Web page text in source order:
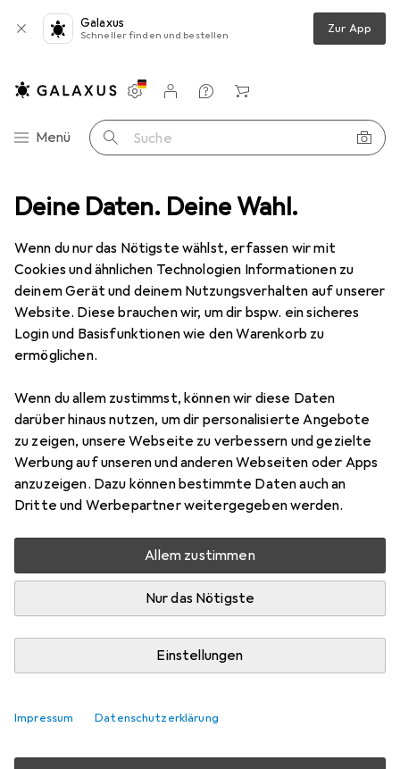
Deine Daten. Deine Wahl.
Wenn du nur das Nötigste wählst, erfassen wir mit
Cookies und ähnlichen Technologien Informationen zu
deinem Gerät und deinem Nutzungsverhalten auf unserer
Website. Diese brauchen wir, um dir bspw. ein sicheres
Login und Basisfunktionen wie den Warenkorb zu
ermöglichen.
Wenn du allem zustimmst, können wir diese Daten
darüber hinaus nutzen, um dir personalisierte Angebote
zu zeigen, unsere Webseite zu verbessern und gezielte
Werbung auf unseren und anderen Webseiten oder Apps
anzuzeigen. Dazu können bestimmte Daten auch an
Dritte und Werbepartner weitergegeben werden.
Allem zustimmen
Nur das Nötigste
Einstellungen
Impressum Datenschutzerklärung
Galaxus
Schneller finden und bestellen Zur App
Navigation nach Kategorien
Menü Suche
Einstellungen
Kundenkonto
Vergleichslisten
Merklisten
Warenkorb
Kabelschutz + Kabelführung Goobay Kabelkanal
3 Bilder
MENGENRABATT
Goobay Kabelkanal
Kabelschlauch, 250 cm
Preis in EUR inkl. MwSt.
EUR
13,59
Bewertungen
Mi, 12.8. geliefert
Mehr als 10 Stück an Lager beim Lieferanten
Lieferort angeben für genaue Lieferzeit